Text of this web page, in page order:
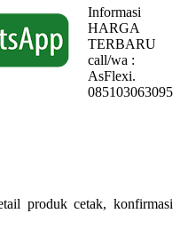
Informasi
HARGA
TERBARU
call/wa :
AsFlexi.
085103063095
produk cetak, konfirmasi